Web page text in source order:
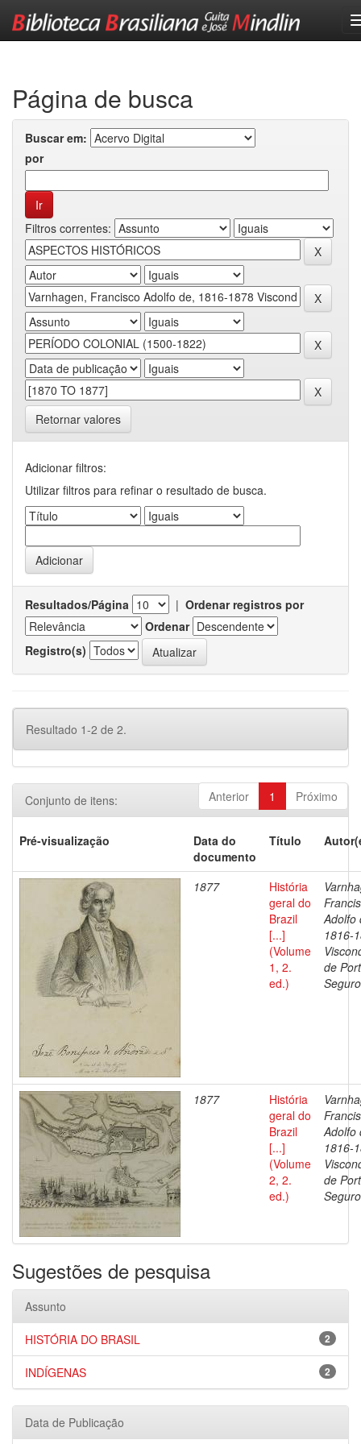
Página de busca
Buscar em:
por
Filtros correntes:
Retornar valores
Adicionar filtros:
Utilizar filtros para refinar o resultado de busca.
Resultados/Página | Ordenar registros por
Ordenar
Registro(s)
Resultado 1-2 de 2.
Anterior 1 Próximo
Conjunto de itens:
Pré-visualização
Data do
documento
Título
1877
História
geral do
Brazil
[...]
(Volume
1, 2.
ed.)
Adolfo
1816-
de
Seguro
1877
História
geral do
Brazil
[...]
(Volume
2, 2.
ed.)
Adolfo
1816-
de
Seguro
Sugestões de pesquisa
Assunto
2
HISTÓRIA DO BRASIL
2
INDÍGENAS
Data de Publicação